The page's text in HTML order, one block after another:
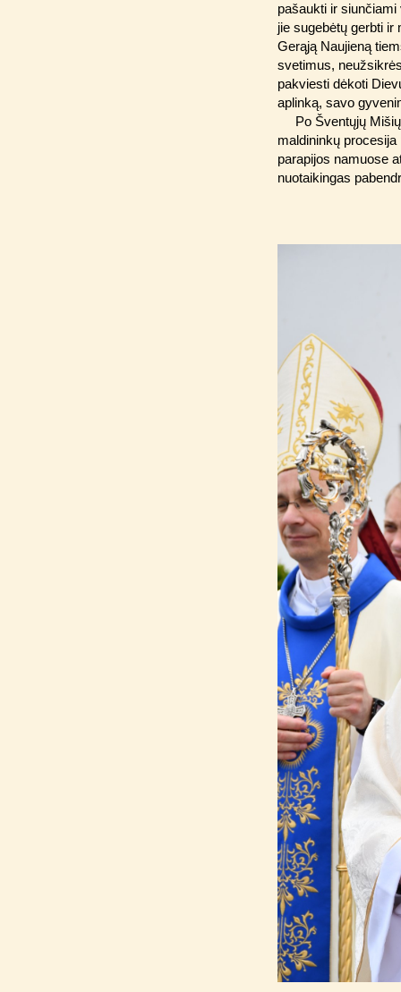
pašaukti ir
jie sugebėtų gerbti
Gerąją Naujieną
svetimus,
pakviesti dėkoti
aplinką, savo
Po Šventųjų
maldininkų
parapijos namuose
nuotaikingas